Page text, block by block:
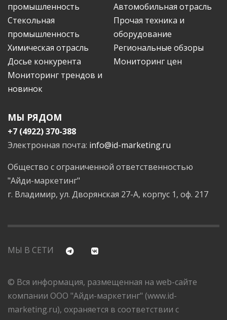
промышленность
Автомобильная отрасль
Стекольная
промышленность
Прочая техника и
оборудование
Химическая отрасль
Региональные обзоры
Досье конкурента
Мониторинг цен
Мониторинг трендов и
новинок
МЫ РЯДОМ
+7 (4922) 370-388
Электронная почта: info@id-marketing.ru
Общество с ограниченной ответственностью
"Айди-маркетинг"
г. Владимир, ул. Дворянская 27-А, корпус 1, оф. 217
МЫ В СЕТИ
© Вся информация, размещенная на web-сайте
компании ООО "Айди-маркетинг" (www.id-
marketing.ru), охраняется в соответствии с